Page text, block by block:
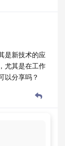
是新技术的应
尤其是在工作
以分享吗？